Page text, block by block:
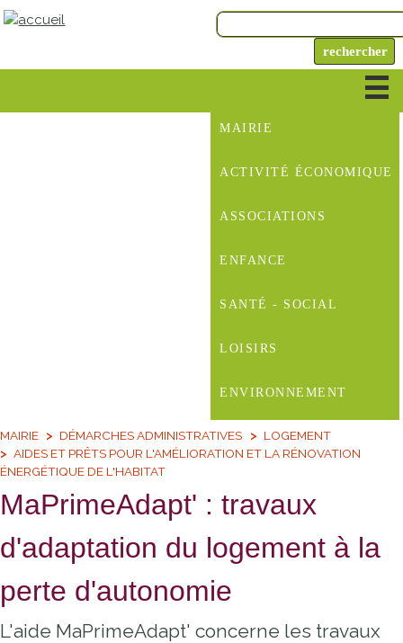
MAIRIE
ACTIVITÉ ÉCONOMIQUE
ASSOCIATIONS
ENFANCE
SANTÉ - SOCIAL
LOISIRS
ENVIRONNEMENT
MAIRIE DÉMARCHES ADMINISTRATIVES
LOGEMENT
AIDES ET PRÊTS POUR L'AMÉLIORATION ET LA RÉNOVATION
ÉNERGÉTIQUE DE L'HABITAT
MaPrimeAdapt' : travaux
d'adaptation du logement à la
perte d'autonomie
L'aide MaPrimeAdapt' concerne les travaux